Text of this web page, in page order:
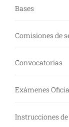
Bases
Comisiones de
Convocatorias
Exámenes
Instrucciones